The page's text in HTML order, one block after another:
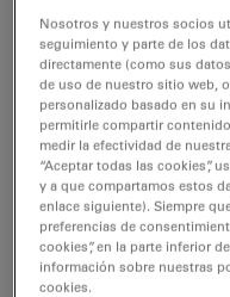
TCS SMD FLIM
NOTAS DE
SMD FCS
Jul 27, 2026
Nosotros y nuestros socios
seguimiento y parte de los
directamente (como sus
de uso de nuestro sitio web,
personalizado basado en su
permitirle compartir
medir la efectividad de
“Aceptar todas las cookies”,
y a que compartamos estos
enlace siguiente). Siempre
preferencias de
cookies”, en la parte inferior
información sobre nuestras
cookies.